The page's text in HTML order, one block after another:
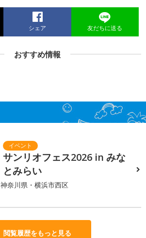
シェア 友だちに送る
おすすめ情報
サンリオフェス2026 in みな
とみらい
神奈川県・横浜市西区
閲覧履歴をもっと見る